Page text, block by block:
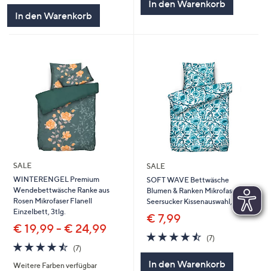
In den Warenkorb
In den Warenkorb
SALE
WINTERENGEL Premium
Wendebettwäsche Ranke aus
Rosen Mikrofaser Flanell
Einzelbett, 3tlg.
€ 19,99 - € 24,99
4.4
von
5
(7)
Weitere Farben verfügbar
SALE
SOFT WAVE Bettwäsche
Blumen & Ranken Mikrofaser
Seersucker Kissenauswahl, 2tlg.
€ 7,99
4.4
von
5
(7)
In den Warenkorb